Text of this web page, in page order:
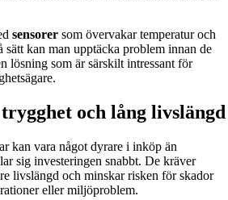
sensorer som övervakar temperatur och
sätt kan man upptäcka problem innan de
lösning som är särskilt intressant för
och lång livslängd
kan vara något dyrare i inköp än
sig investeringen snabbt. De kräver
livslängd och minskar risken för skador
eller miljöproblem.